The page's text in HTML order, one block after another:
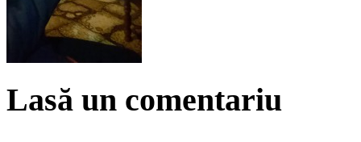
Lasă un comentariu